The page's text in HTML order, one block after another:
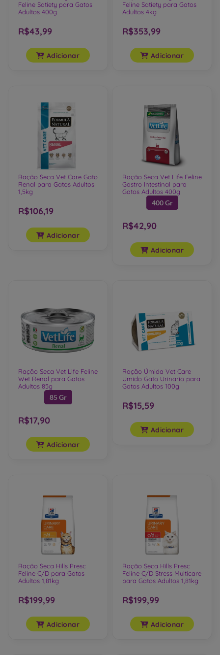
Feline Satiety para Gatos
Adultos 400g
R$43,99
Adicionar
Feline Satiety para Gatos
Adultos 4kg
R$353,99
Adicionar
Ração Seca Vet Care Gato
Renal para Gatos Adultos
1,5kg
R$106,19
Adicionar
Ração Seca Vet Life Feline
Gastro Intestinal para
Gatos Adultos 400g
400 Gr
R$42,90
Adicionar
Ração Seca Vet Life Feline
Wet Renal para Gatos
Adultos 85g
85 Gr
R$17,90
Adicionar
Ração Úmida Vet Care
Umido Gato Urinario para
Gatos Adultos 100g
R$15,59
Adicionar
Ração Seca Hills Presc
Feline C/D para Gatos
Adultos 1,81kg
R$199,99
Adicionar
Ração Seca Hills Presc
Feline C/D Stress Multicare
para Gatos Adultos 1,81kg
R$199,99
Adicionar